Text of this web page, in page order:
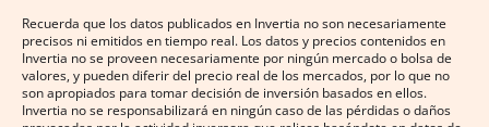
Recuerda que los datos publicados en Invertia no son necesariamente
precisos ni emitidos en tiempo real. Los datos y precios contenidos en
Invertia no se proveen necesariamente por ningún mercado o bolsa de
valores, y pueden diferir del precio real de los mercados, por lo que no
son apropiados para tomar decisión de inversión basados en ellos.
Invertia no se responsabilizará en ningún caso de las pérdidas o daños